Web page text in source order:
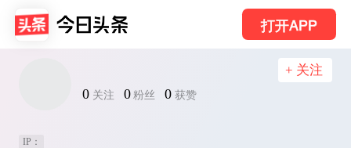
打开APP
0 关注 0 粉丝 0 获赞
+ 关注
IP：